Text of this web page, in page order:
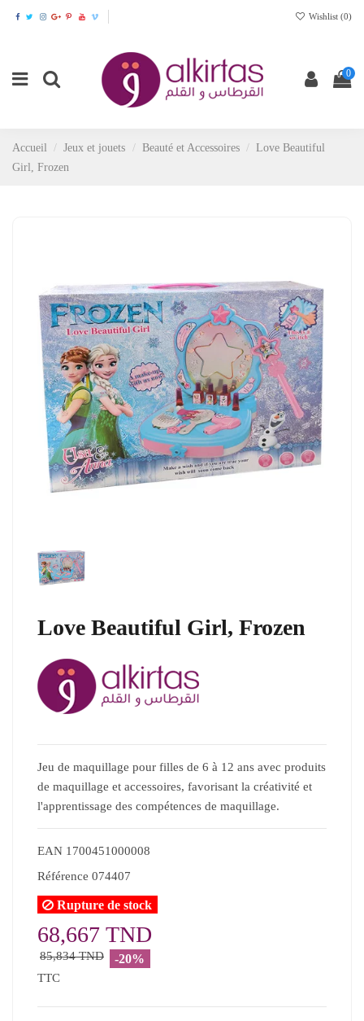
Wishlist (0)
0
Accueil Jeux et jouets Beauté et Accessoires
Love Beautiful
Girl, Frozen
Love Beautiful Girl, Frozen
Jeu de maquillage pour filles de 6 à 12 ans avec produits
de maquillage et accessoires, favorisant la créativité et
l'apprentissage des compétences de maquillage.
EAN 1700451000008
Référence 074407
Rupture de stock
68,667 TND
85,834 TND -20%
TTC